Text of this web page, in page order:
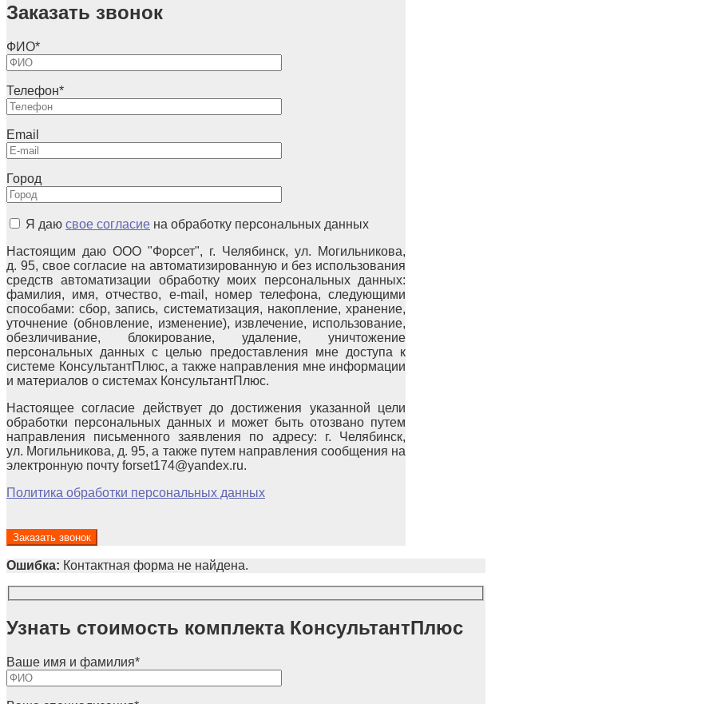
Заказать звонок
ФИО*
Телефон*
Email
Город
Я даю свое согласие на обработку персональных данных
Настоящим даю ООО "Форсет", г. Челябинск, ул. Могильникова,
д. 95, свое согласие на автоматизированную и без использования
средств автоматизации обработку моих персональных данных:
фамилия, имя, отчество, e-mail, номер телефона, следующими
способами: сбор, запись, систематизация, накопление, хранение,
уточнение (обновление, изменение), извлечение, использование,
обезличивание, блокирование, удаление, уничтожение
персональных данных с целью предоставления мне доступа к
системе КонсультантПлюс, а также направления мне информации
и материалов о системах КонсультантПлюс.
Настоящее согласие действует до достижения указанной цели
обработки персональных данных и может быть отозвано путем
направления письменного заявления по адресу: г. Челябинск,
ул. Могильникова, д. 95, а также путем направления сообщения на
электронную почту forset174@yandex.ru.
Политика обработки персональных данных
Ошибка: Контактная форма не найдена.
Узнать стоимость комплекта КонсультантПлюс
Ваше имя и фамилия*